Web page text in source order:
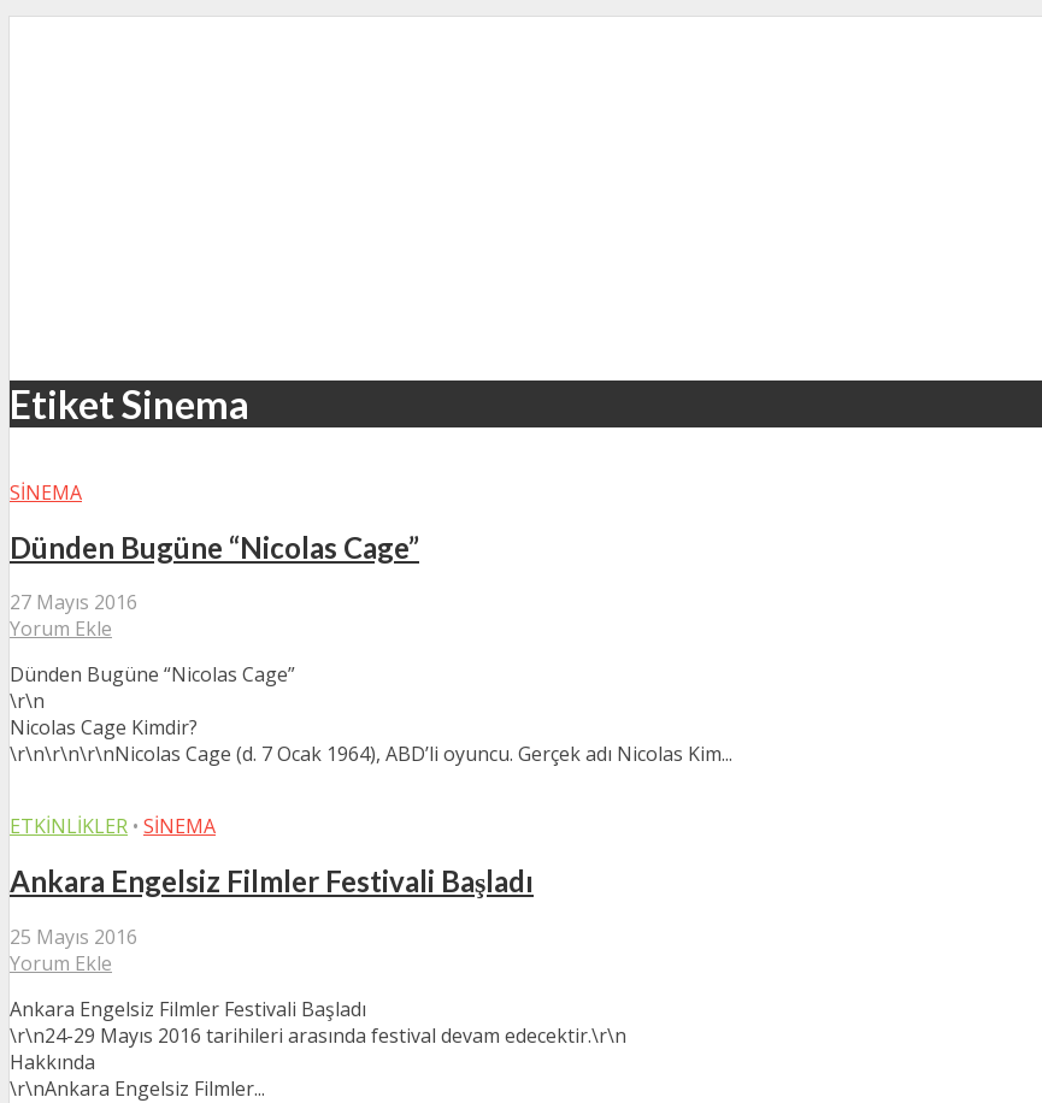
Etiket Sinema
SINEMA
Dünden Bugüne “Nicolas Cage”
27 Mayıs 2016
Yorum Ekle
Dünden Bugüne “Nicolas Cage”
\r\n
Nicolas Cage Kimdir?
\r\n\r\n\r\nNicolas Cage (d. 7 Ocak 1964), ABD’li oyuncu. Gerçek adı Nicolas Kim...
ETKINLIKLER • SINEMA
Ankara Engelsiz Filmler Festivali Başladı
25 Mayıs 2016
Yorum Ekle
Ankara Engelsiz Filmler Festivali Başladı
\r\n24-29 Mayıs 2016 tarihileri arasında festival devam edecektir.\r\n
Hakkında
\r\nAnkara Engelsiz Filmler...